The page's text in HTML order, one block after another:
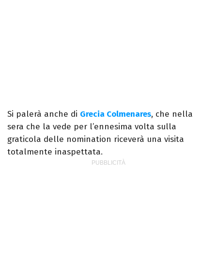
Si palerà anche di Grecia Colmenares, che nella
sera che la vede per l’ennesima volta sulla
graticola delle nomination riceverà una visita
totalmente inaspettata.